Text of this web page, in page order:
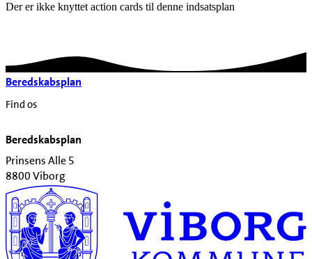
Der er ikke knyttet action cards til denne indsatsplan
Beredskabsplan
Find os
Beredskabsplan
Prinsens Alle 5
8800 Viborg